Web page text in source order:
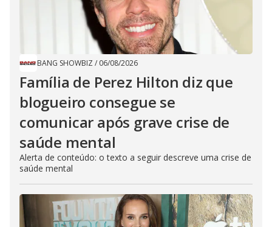
BANG SHOWBIZ / 06/08/2026
Família de Perez Hilton diz que
blogueiro consegue se
comunicar após grave crise de
saúde mental
Alerta de conteúdo: o texto a seguir descreve uma crise de
saúde mental